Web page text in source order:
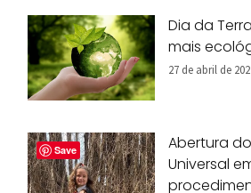
Dia da
mais
27 de abril de
Abertura
Universal
Save